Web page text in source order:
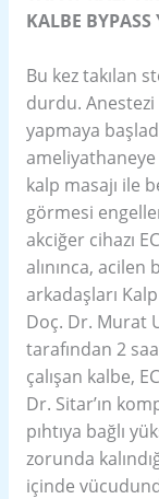
KALBE BYPASS
Bu kez takılan
durdu. Anestezi
yapmaya
kalp masajı ile
görmesi
akciğer cihazı
alınınca, acilen
arkadaşları
Doç. Dr. Murat
tarafından 2
çalışan kalbe,
Dr. Sitar’ın
pıhtıya bağlı
zorunda
içinde